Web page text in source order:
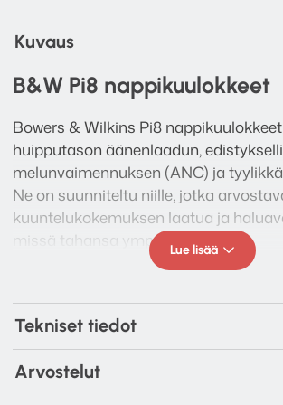
Kuvaus
B&W Pi8 nappikuulokkeet
Bowers & Wilkins Pi8
huipputason äänenlaadun,
melunvaimennuksen (ANC) ja
Ne on suunniteltu niille, jotka
kuuntelukokemuksen laatua ja
missä tahansa ympäristössä.
Pi8-kuulokkeissa on 12 mm:n
jotka tuottavat tarkan ja luonnollisen
Ne tukevat aptX Lossless -
Lue lisää
Tekniset tiedot
Arvostelut